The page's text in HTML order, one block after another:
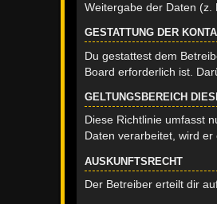
Weitergabe der Daten (z.
GESTATTUNG DER
Du gestattest dem
Board erforderlich ist.
GELTUNGSBEREICH
Diese Richtlinie umfasst
Daten verarbeitet, wird
AUSKUNFTSRECHT
Der Betreiber erteilt dir